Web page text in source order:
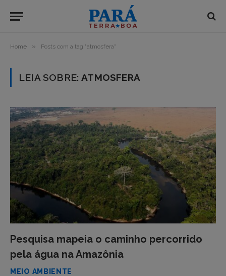
Home » Posts com a tag "atmosfera"
LEIA SOBRE:ATMOSFERA
Pesquisa mapeia o caminho percorrido
pela água na Amazônia
MEIO AMBIENTE